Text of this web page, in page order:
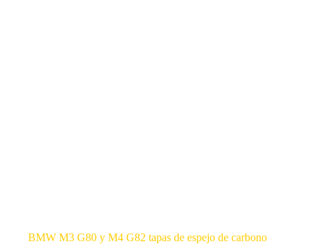
BMW M3 G80 y M4 G82 tapas de espejo de carbono